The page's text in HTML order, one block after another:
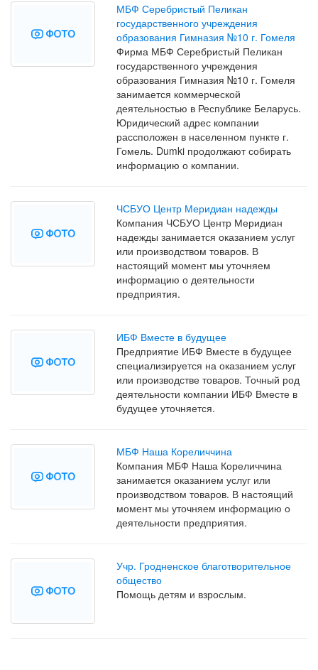
МБФ Серебристый Пеликан
государственного учреждения
образования Гимназия №10 г. Гомеля
Фирма МБФ Серебристый Пеликан
государственного учреждения
образования Гимназия №10 г. Гомеля
занимается коммерческой
деятельностью в Республике Беларусь.
Юридический адрес компании
рассположен в населенном пункте г.
Гомель. Dumki продолжают собирать
информацию о компании.
ЧСБУО Центр Меридиан надежды
Компания ЧСБУО Центр Меридиан
надежды занимается оказанием услуг
или производством товаров. В
настоящий момент мы уточняем
информацию о деятельности
предприятия.
ИБФ Вместе в будущее
Предприятие ИБФ Вместе в будущее
специализируется на оказанием услуг
или производстве товаров. Точный род
деятельности компании ИБФ Вместе в
будущее уточняется.
МБФ Наша Кореличчина
Компания МБФ Наша Кореличчина
занимается оказанием услуг или
производством товаров. В настоящий
момент мы уточняем информацию о
деятельности предприятия.
Учр. Гродненское благотворительное
общество
Помощь детям и взрослым.